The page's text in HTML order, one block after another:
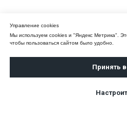
Управление cookies
Мы используем cookies и "Яндекс Метрика".
чтобы пользоваться сайтом было удобно.
Принять